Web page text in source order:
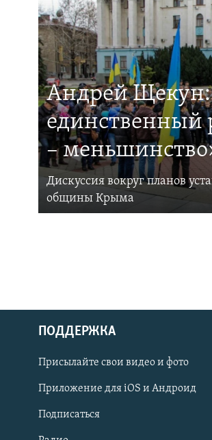
Українською
Qırımtatar
ПРИСОЕДИНЯЙТЕСЬ!
Андрей
единственный
–
Дискуссия вокруг планов
общины Крыма
ПОДДЕРЖКА
Присылайте свои видео и фото
Приложение для iOS и Андроид
Подписаться